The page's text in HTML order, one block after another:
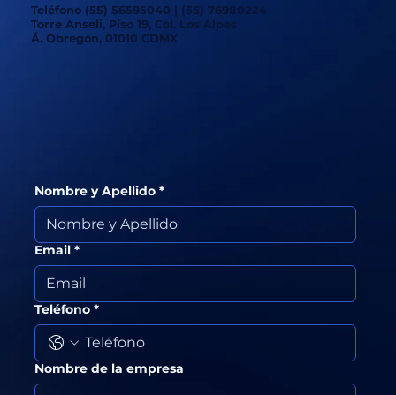
Teléfono (55) 56595040 | (55) 76980224
Torre Anseli, Piso 19, Col. Los Alpes
Á. Obregón, 01010 CDMX
Nombre y Apellido *
Email *
Teléfono *
Nombre de la empresa